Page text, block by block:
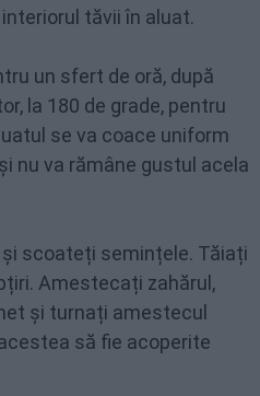
tăvii în aluat.
un sfert de oră, după
la 180 de grade, pentru
se va coace uniform
nu va rămâne gustul acela
scoateți semințele. Tăiați
Amestecați zahărul,
și turnați amestecul
să fie acoperite